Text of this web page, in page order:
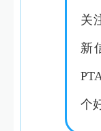
关
新
个